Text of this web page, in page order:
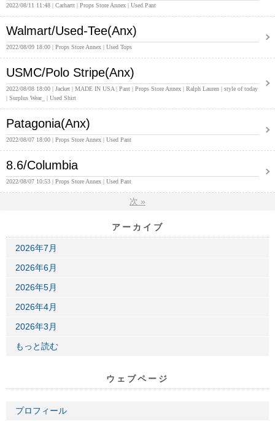
2022/08/11 11:48 Carhartt Props Store Annex Used Pant
Walmart/Used-Tee(Anx)
2022/08/09 18:00 Props Store Annex Used Tops
USMC/Polo Stripe(Anx)
2022/08/08 18:00 Jacket MADE IN USA Pant Props Store Annex Ralph Lauren
style of today
Surplus Wear_
Used Shirt
Patagonia(Anx)
2022/08/07 18:00 Props Store Annex Used Pant
8.6/Columbia
2022/08/07 10:53 Props Store Annex Used Pant
次 »
アーカイブ
2026年7月
2026年6月
2026年5月
2026年4月
2026年3月
もっと読む
ウェブページ
プロフィール